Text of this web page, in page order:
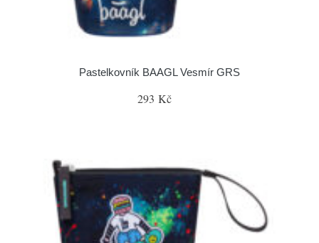
Pastelkovník BAAGL Vesmír GRS
293 Kč